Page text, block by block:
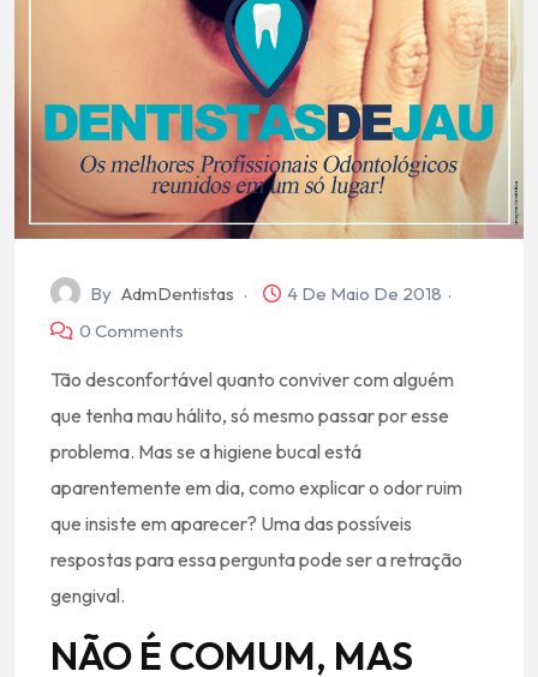
By AdmDentistas
4 De Maio De 2018
0 Comments
Tão desconfortável quanto conviver com alguém
que tenha mau hálito, só mesmo passar por esse
problema. Mas se a higiene bucal está
aparentemente em dia, como explicar o odor ruim
que insiste em aparecer? Uma das possíveis
respostas para essa pergunta pode ser a retração
gengival.
NÃO É COMUM, MAS